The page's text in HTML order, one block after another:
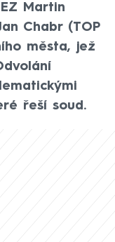
Martin
Chabr (TOP
města, jež
řeší soud.